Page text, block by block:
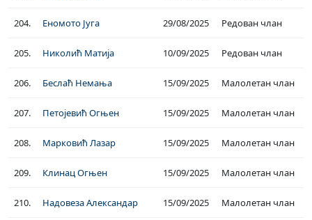
204. Еномото Југа 29/08/2025 Редован члан
205. Николић Матија 10/09/2025 Редован члан
206. Беслаћ Немања 15/09/2025 Малолетан члан
207. Петојевић Огњен 15/09/2025 Малолетан члан
208. Марковић Лазар 15/09/2025 Малолетан члан
209. Клинац Огњен 15/09/2025 Малолетан члан
210. Надовеза Александар 15/09/2025 Малолетан члан